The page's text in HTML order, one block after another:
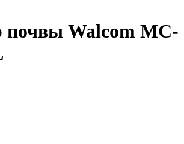
почвы Walcom MC-